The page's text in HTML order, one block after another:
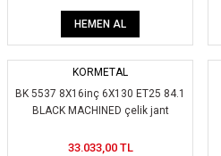
HEMEN AL
KORMETAL
BK 5537 8X16inç 6X130 ET25 84.1
BLACK MACHINED çelik jant
33.033,00 TL